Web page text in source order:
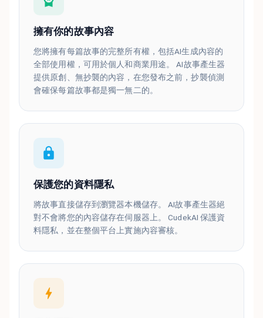
擁有你的故事內容
您將擁有每篇故事的完整所有權，包括AI生成內容的
全部使用權，可用於個人和商業用途。 AI故事產生器
提供原創、無抄襲的內容，在您發布之前，抄襲偵測
會確保每篇故事都是獨一無二的。
保護您的資料隱私
將故事直接儲存到瀏覽器本機儲存。 AI故事產生器絕
對不會將您的內容儲存在伺服器上。 CudekAI 保護資
料隱私，並在整個平台上實施內容審核。